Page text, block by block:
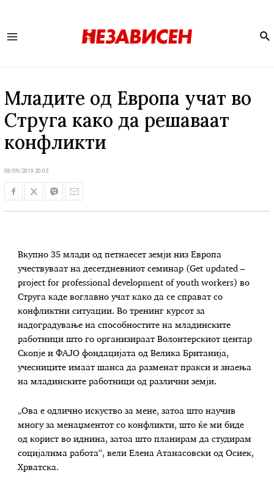
Младите од Европа учат во
Струга како да решаваат
конфликти
08/09/2019 20:03
Вкупно 35 млади од петнаесет земји низ Европа
учествуваат на десетдневниот семинар (Get updated –
project for professional development of youth workers) во
Струга каде воглавно учат како да се справат со
конфликтни ситуации. Во тренинг курсот за
надоградување на способностите на младинските
работници што го организираат Волонтерскиот центар
Скопје и ФАЈО фондацијата од Велика Британија,
учесниците имаат шанса да разменат пракси и знаења
на младинските работници од различни земји.
„Ова е одлично искуство за мене, затоа што научив
многу за менаџментот со конфликти, што ќе ми биде
од корист во иднина, затоа што планирам да студирам
социјалнма работа“, вели Елена Атанасовски од Осиек,
Хрватска.